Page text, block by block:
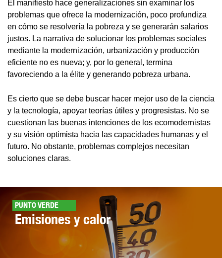
El manifiesto hace generalizaciones sin examinar los
problemas que ofrece la modernización, poco profundiza
en cómo se resolvería la pobreza y se generarán salarios
justos. La narrativa de solucionar los problemas sociales
mediante la modernización, urbanización y producción
eficiente no es nueva; y, por lo general, termina
favoreciendo a la élite y generando pobreza urbana.
Es cierto que se debe buscar hacer mejor uso de la ciencia
y la tecnología, apoyar teorías útiles y progresistas. No se
cuestionan las buenas intenciones de los ecomodernistas
y su visión optimista hacia las capacidades humanas y el
futuro. No obstante, problemas complejos necesitan
soluciones claras.
PUNTO VERDE
Emisiones y calor